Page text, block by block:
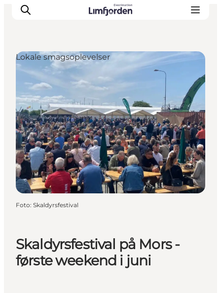
Skaldyrsfestival på Mors -
første weekend i juni
Lokale smagsoplevelser
Foto: Skaldyrsfestival